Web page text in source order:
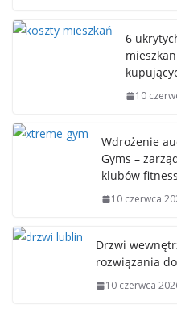
6
10
Wdrożenie
Gyms –
klubów fitness
10 czerwca
Drzwi
rozwiązania
10 czerwca